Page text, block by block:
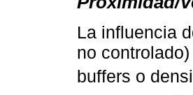
La influencia
no
buffers o